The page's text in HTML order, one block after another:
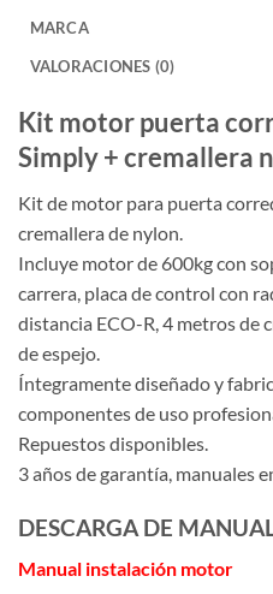
MARCA
VALORACIONES (0)
Kit motor puerta
Simply + cremallera
Kit de motor para puerta
cremallera de nylon.
Incluye motor de 600kg con
carrera, placa de control con
distancia ECO-R, 4 metros de
de espejo.
Íntegramente diseñado y
componentes de uso
Repuestos disponibles.
3 años de garantía, manuales
DESCARGA DE
Manual instalación motor